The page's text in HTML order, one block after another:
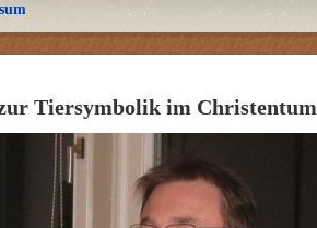
Tiersymbolik im Christentum